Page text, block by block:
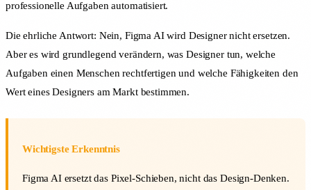
professionelle Aufgaben automatisiert.
Die ehrliche Antwort: Nein, Figma AI wird Designer nicht ersetzen.
Aber es wird grundlegend verändern, was Designer tun, welche
Aufgaben einen Menschen rechtfertigen und welche Fähigkeiten den
Wert eines Designers am Markt bestimmen.
Wichtigste Erkenntnis
Figma AI ersetzt das Pixel-Schieben, nicht das Design-Denken.